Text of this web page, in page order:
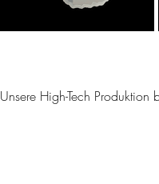
Unsere High-Tech